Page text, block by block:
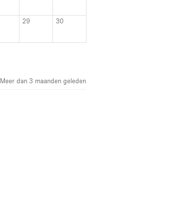
29 30
Meer dan 3 maanden geleden